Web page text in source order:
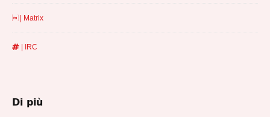
| Matrix
| IRC
Di più